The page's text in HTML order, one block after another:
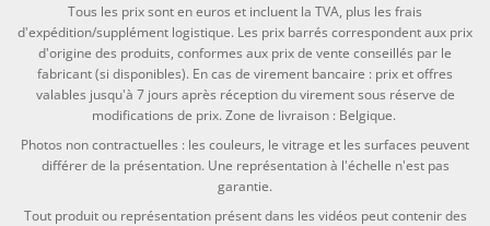
Tous les prix sont en euros et incluent la TVA, plus les frais
d'expédition/supplément logistique. Les prix barrés correspondent aux prix
d'origine des produits, conformes aux prix de vente conseillés par le
fabricant (si disponibles). En cas de virement bancaire : prix et offres
valables jusqu'à 7 jours après réception du virement sous réserve de
modifications de prix. Zone de livraison : Belgique.
Photos non contractuelles : les couleurs, le vitrage et les surfaces peuvent
différer de la présentation. Une représentation à l'échelle n'est pas
garantie.
Tout produit ou représentation présent dans les vidéos peut contenir des